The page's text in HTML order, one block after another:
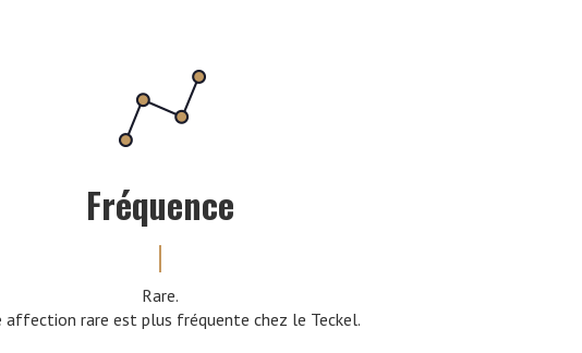
Fréquence
Rare.
affection rare est plus fréquente chez le Teckel.